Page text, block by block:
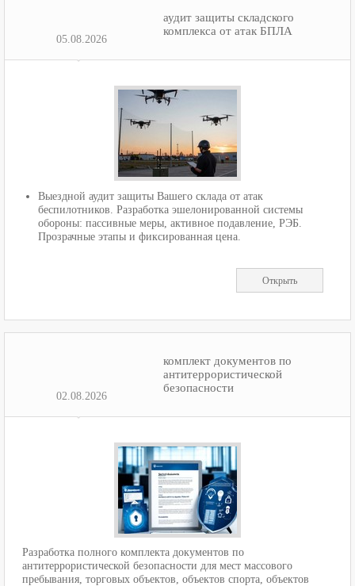
05.08.2026
аудит защиты складского
комплекса от атак БПЛА
Выездной аудит защиты Вашего склада от атак
беспилотников. Разработка эшелонированной системы
обороны: пассивные меры, активное подавление, РЭБ.
Прозрачные этапы и фиксированная цена.
Открыть
02.08.2026
комплект документов по
антитеррористической
безопасности
Разработка полного комплекта документов по
антитеррористической безопасности для мест массового
пребывания, торговых объектов, объектов спорта, объектов